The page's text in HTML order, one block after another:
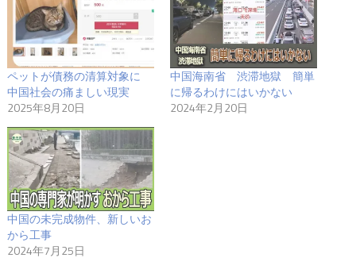
ペットが債務の清算対象に
中国社会の痛ましい現実
2025年8月20日
中国海南省 渋滞地獄 簡単
に帰るわけにはいかない
2024年2月20日
中国の未完成物件、新しいお
から工事
2024年7月25日